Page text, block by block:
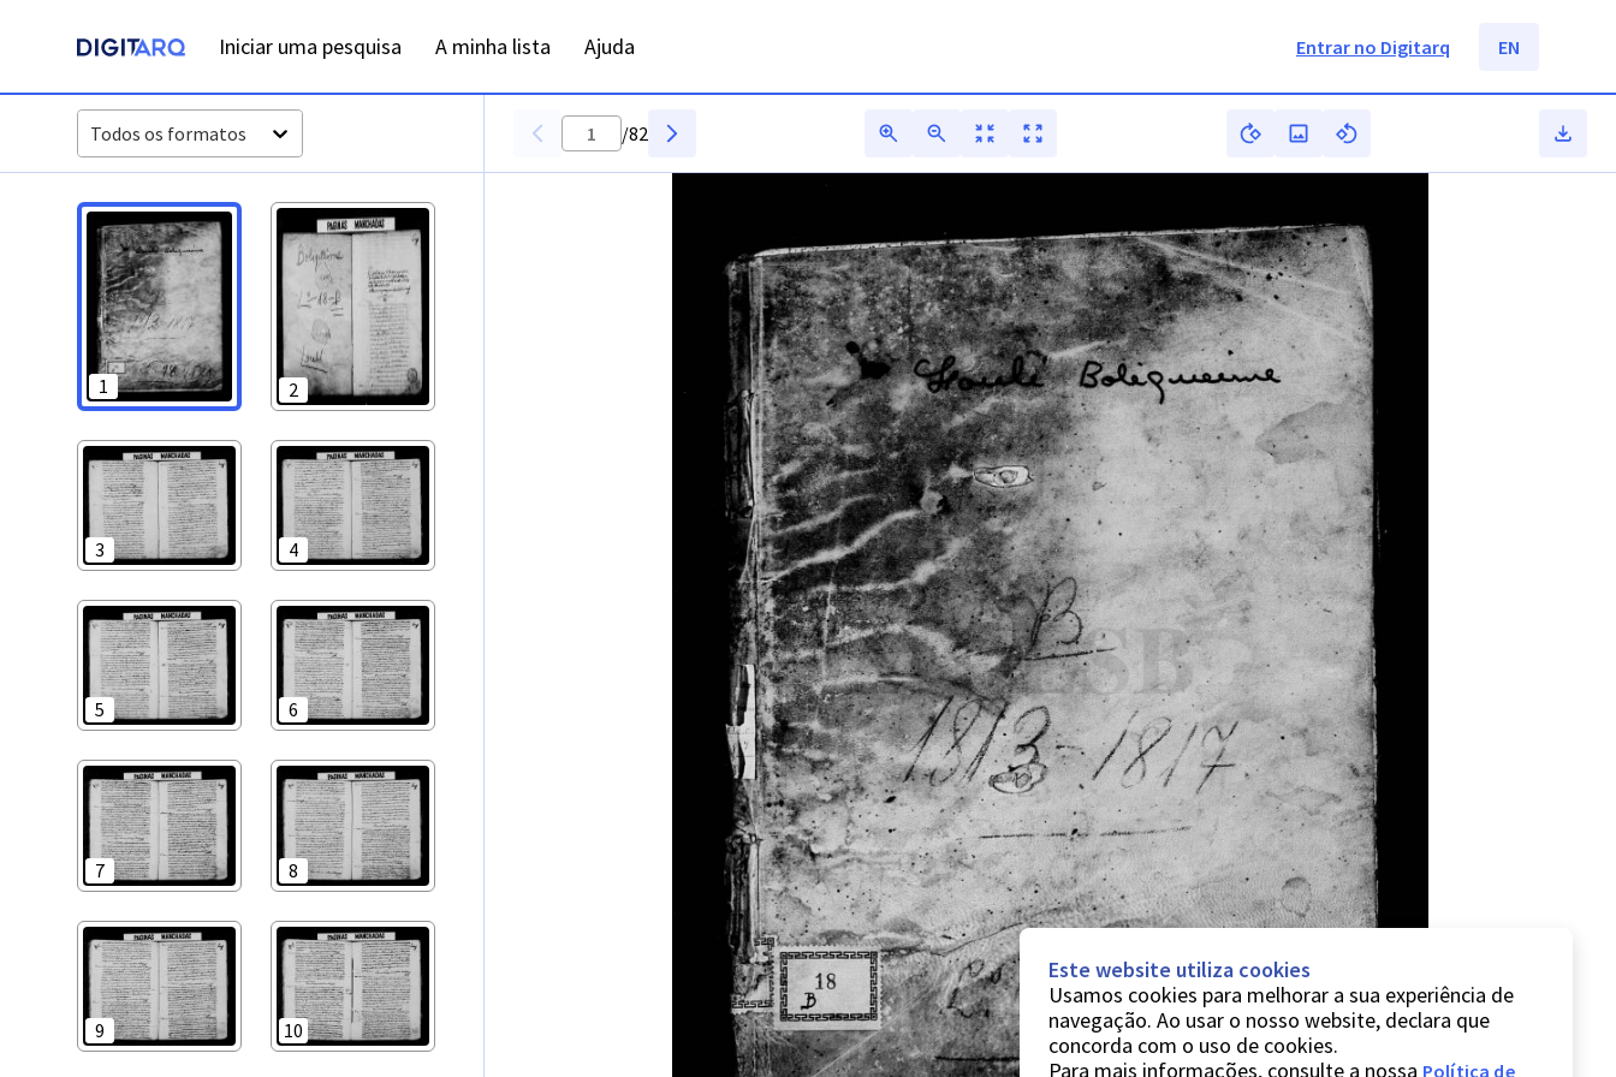
Iniciar uma pesquisa A minha lista Ajuda Entrar no Digitarq EN
Todos os formatos
1 2
3 4
5 6
7 8
9 10
/82
Este website utiliza cookies
Usamos cookies para melhorar a sua experiência de
navegação. Ao usar o nosso website, declara que
concorda com o uso de cookies.
Para mais informações, consulte a nossa Política de